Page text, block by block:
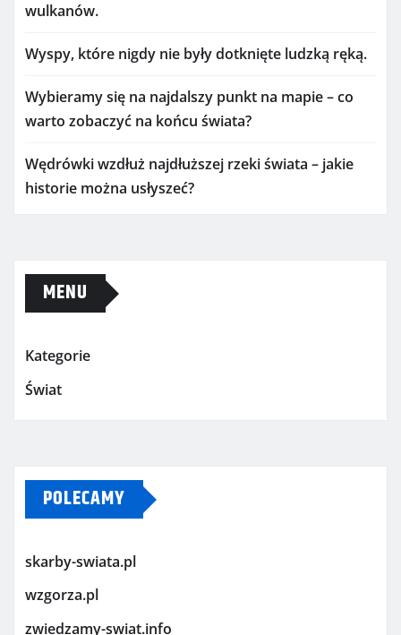
wulkanów.
Wyspy, które nigdy nie były dotknięte ludzką ręką.
Wybieramy się na najdalszy punkt na mapie – co
warto zobaczyć na końcu świata?
Wędrówki wzdłuż najdłuższej rzeki świata – jakie
historie można usłyszeć?
MENU
Kategorie
Świat
POLECAMY
skarby-swiata.pl
wzgorza.pl
zwiedzamy-swiat.info